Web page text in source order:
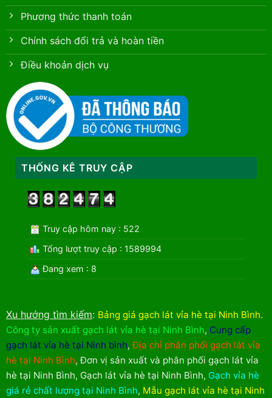
Phương thức thanh toán
Chính sách đổi trả và hoàn tiền
Điều khoản dịch vụ
THỐNG KÊ TRUY CẬP
Truy cập hôm nay : 522
Tổng lượt truy cập : 1589994
Đang xem : 8
Xu hướng tìm kiếm: Bảng giá gạch lát vỉa hè tại Ninh Bình.
Công ty sản xuất gạch lát vỉa hè tại Ninh Bình, Cung cấp
gạch lát vỉa hè tại Ninh bình,Địa chỉ phân phối gạch lát vỉa
hè tại Ninh Bình,Đơn vị sản xuất và phân phối gạch lát vỉa
hè tại Ninh Bình, Gạch lát vỉa hè tại Ninh Bình, Gạch vỉa hè
giá rẻ chất lượng tại Ninh Bình, Mẫu gạch lát vỉa hè tại Ninh